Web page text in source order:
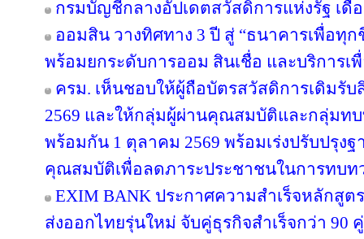
กรมบัญชีกลางอัปเดตสวัสดิการแห่งรัฐ เดื
ออมสิน วางทิศทาง 3 ปี สู่ “ธนาคารเพื่อทุ
พร้อมยกระดับการออม สินเชื่อ และบริการเ
ครม. เห็นชอบให้ผู้ถือบัตรสวัสดิการเดิมรับ
2569 และให้กลุ่มผู้ผ่านคุณสมบัติและกลุ่มท
พร้อมกัน 1 ตุลาคม 2569 พร้อมเร่งปรับปรุง
คุณสมบัติเพื่อลดภาระประชาชนในการทบท
EXIM BANK ประกาศความสำเร็จหลักสู
ส่งออกไทยรุ่นใหม่ จับคู่ธุรกิจสำเร็จกว่า 90